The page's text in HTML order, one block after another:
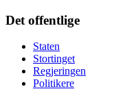
Det offentlige
Staten
Stortinget
Regjeringen
Politikere